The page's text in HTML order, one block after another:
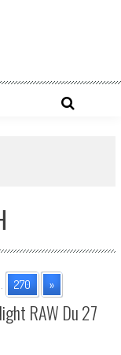
270 »
RAW Du 27